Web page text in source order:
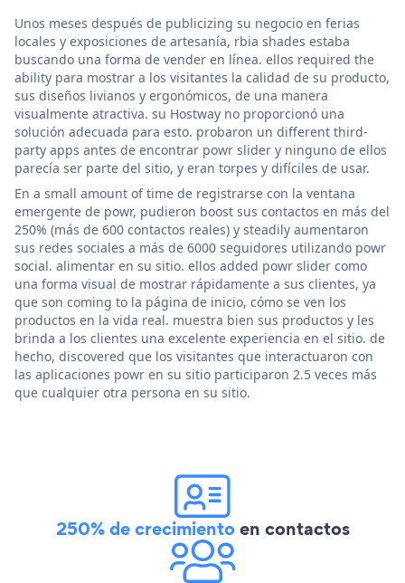
Unos meses después de publicizing su negocio en ferias
locales y exposiciones de artesanía, rbia shades estaba
buscando una forma de vender en línea. ellos required the
ability para mostrar a los visitantes la calidad de su producto,
sus diseños livianos y ergonómicos, de una manera
visualmente atractiva. su Hostway no proporcionó una
solución adecuada para esto. probaron un different third-
party apps antes de encontrar powr slider y ninguno de ellos
parecía ser parte del sitio, y eran torpes y difíciles de usar.
En a small amount of time de registrarse con la ventana
emergente de powr, pudieron boost sus contactos en más del
250% (más de 600 contactos reales) y steadily aumentaron
sus redes sociales a más de 6000 seguidores utilizando powr
social. alimentar en su sitio. ellos added powr slider como
una forma visual de mostrar rápidamente a sus clientes, ya
que son coming to la página de inicio, cómo se ven los
productos en la vida real. muestra bien sus productos y les
brinda a los clientes una excelente experiencia en el sitio. de
hecho, discovered que los visitantes que interactuaron con
las aplicaciones powr en su sitio participaron 2.5 veces más
que cualquier otra persona en su sitio.
250% de crecimientoen contactos